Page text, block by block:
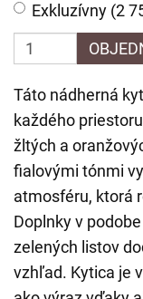
Exkluzívny (2
Táto nádherná
každého
žltých a
fialovými tónmi
atmosféru, ktorá
Doplnky v
zelených listov
vzhľad. Kytica je